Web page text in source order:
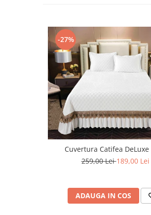
-27%
Cuvertura Catifea DeLuxe
259,00 Lei189,00 Lei
ADAUGA IN COS